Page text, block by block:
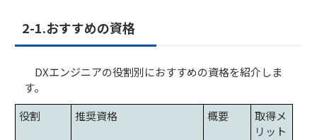
2-1.おすすめの資格
DXエンジニアの役割別におすすめの資格を紹介しま
す。
役割
推奨資格 概要
取得メ
リット